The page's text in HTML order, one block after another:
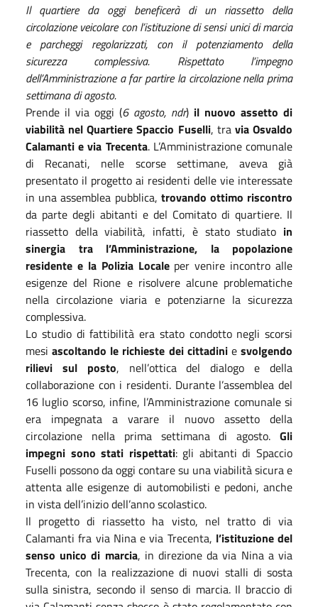
Il quartiere da oggi beneficerà di un riassetto della
circolazione veicolare con l’istituzione di sensi unici di marcia
e parcheggi regolarizzati, con il potenziamento della
sicurezza complessiva. Rispettato l’impegno
dell’Amministrazione a far partire la circolazione nella prima
settimana di agosto.
Prende il via oggi (6 agosto, ndr) il nuovo assetto di
viabilità nel Quartiere Spaccio Fuselli, tra via Osvaldo
Calamanti e via Trecenta. L’Amministrazione comunale
di Recanati, nelle scorse settimane, aveva già
presentato il progetto ai residenti delle vie interessate
in una assemblea pubblica, trovando ottimo riscontro
da parte degli abitanti e del Comitato di quartiere. Il
riassetto della viabilità, infatti, è stato studiato in
sinergia tra l’Amministrazione, la popolazione
residente e la Polizia Localeper venire incontro alle
esigenze del Rione e risolvere alcune problematiche
nella circolazione viaria e potenziarne la sicurezza
complessiva.
Lo studio di fattibilità era stato condotto negli scorsi
mesiascoltando le richieste dei cittadiniesvolgendo
rilievi sul posto, nell’ottica del dialogo e della
collaborazione con i residenti. Durante l’assemblea del
16 luglio scorso, infine, l’Amministrazione comunale si
era impegnata a varare il nuovo assetto della
circolazione nella prima settimana di agosto. Gli
impegni sono stati rispettati: gli abitanti di Spaccio
Fuselli possono da oggi contare su una viabilità sicura e
attenta alle esigenze di automobilisti e pedoni, anche
in vista dell’inizio dell’anno scolastico.
Il progetto di riassetto ha visto, nel tratto di via
Calamanti fra via Nina e via Trecenta, l’istituzione del
senso unico di marcia, in direzione da via Nina a via
Trecenta, con la realizzazione di nuovi stalli di sosta
sulla sinistra, secondo il senso di marcia. Il braccio di